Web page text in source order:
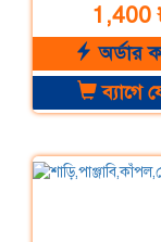
1,400
অর্ডার
ব্যাগে